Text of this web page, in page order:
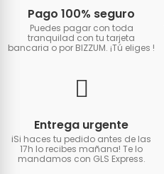
Pago 100% seguro
Puedes pagar con toda
tranquilad con tu tarjeta
bancaria o por BIZZUM. ¡Tú eliges !
Entrega urgente
iSi haces tu pedido antes de las
17h lo recibes mañana! Te lo
mandamos con GLS Express.